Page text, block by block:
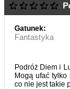
Gatunek:
Fantastyka
Podróż Diem i
Mogą ufać
co nie jest takie